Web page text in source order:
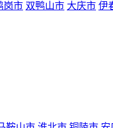
岗市 双鸭山市 大庆市 伊